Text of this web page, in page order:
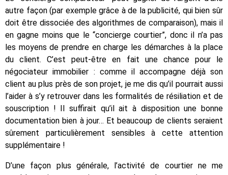
autre façon (par exemple grâce à de la publicité, qui bien sûr
doit être dissociée des algorithmes de comparaison), mais il
en gagne moins que le “concierge courtier”, donc il n’a pas
les moyens de prendre en charge les démarches à la place
du client. C’est peut-être en fait une chance pour le
négociateur immobilier : comme il accompagne déjà son
client au plus près de son projet, je me dis qu’il pourrait aussi
l’aider à s’y retrouver dans les formalités de résiliation et de
souscription ! Il suffirait qu’il ait à disposition une bonne
documentation bien à jour… Et beaucoup de clients seraient
sûrement particulièrement sensibles à cette attention
supplémentaire !
D’une façon plus générale, l’activité de courtier ne me